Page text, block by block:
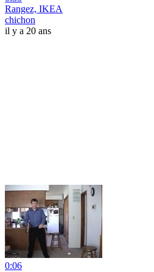
Rangez, IKEA
chichon
il y a 20 ans
0:06